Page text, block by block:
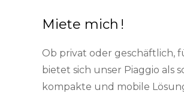
Miete mich !
Ob privat oder geschäftlich,
bietet sich unser Piaggio als
kompakte und mobile